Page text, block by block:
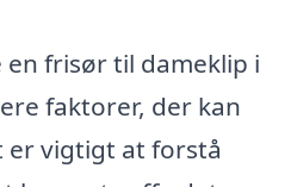
en frisør til dameklip i
faktorer, der kan
er vigtigt at forstå